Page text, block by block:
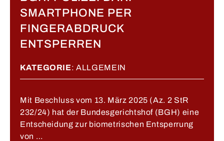
SMARTPHONE PER
FINGERABDRUCK
ENTSPERREN
KATEGORIE:ALLGEMEIN
Mit Beschluss vom 13. März 2025 (Az. 2 StR
232/24) hat der Bundesgerichtshof (BGH) eine
Entscheidung zur biometrischen Entsperrung
von …